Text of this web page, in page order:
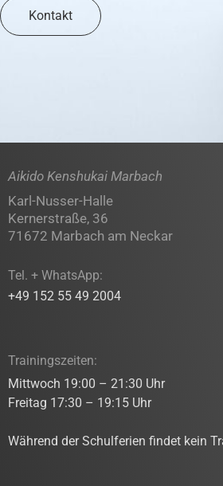
Kontakt
Aikido Kenshukai Marbach
Karl-Nusser-Halle
Kernerstraße, 36
71672 Marbach am Neckar
Tel. + WhatsApp:
+49 152 55 49 2004
Trainingszeiten:
Mittwoch 19:00 – 21:30 Uhr
Freitag 17:30 – 19:15 Uhr
Während der Schulferien findet kein